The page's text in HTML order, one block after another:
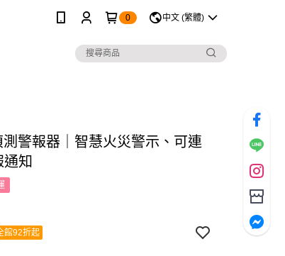
0 中文 (繁體)
警報器｜智慧火災警示、可連
知
館92折起